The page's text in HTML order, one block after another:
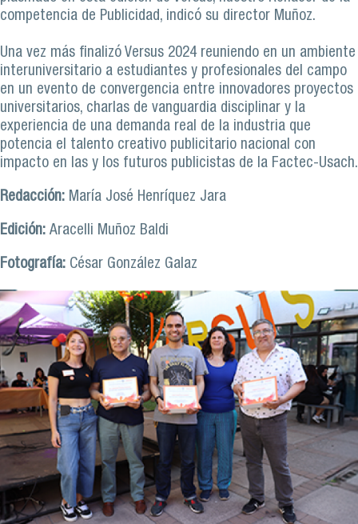
competencia de Publicidad, indicó su director Muñoz.
Una vez más finalizó Versus 2024 reuniendo en un ambiente
interuniversitario a estudiantes y profesionales del campo
en un evento de convergencia entre innovadores proyectos
universitarios, charlas de vanguardia disciplinar y la
experiencia de una demanda real de la industria que
potencia el talento creativo publicitario nacional con
impacto en las y los futuros publicistas de la Factec-Usach.
Redacción: María José Henríquez Jara
Edición: Aracelli Muñoz Baldi
Fotografía: César González Galaz